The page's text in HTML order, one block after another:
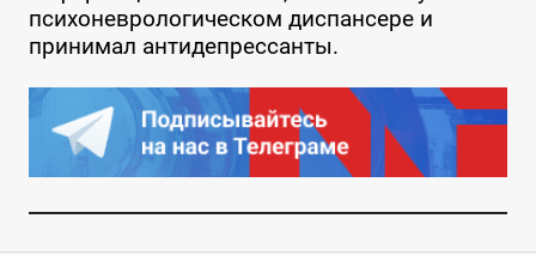
психоневрологическом диспансере и
принимал антидепрессанты.